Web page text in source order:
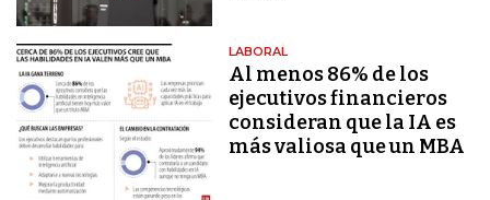
LABORAL
Al menos 86% de los
ejecutivos financieros
consideran que la IA es
más valiosa que un MBA